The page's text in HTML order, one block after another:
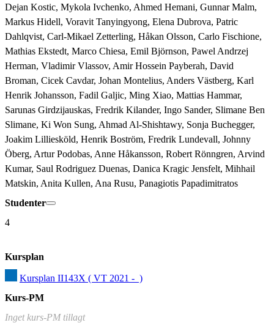
Dejan Kostic, Mykola Ivchenko, Ahmed Hemani, Gunnar Malm,
Markus Hidell, Voravit Tanyingyong, Elena Dubrova, Patric
Dahlqvist, Carl-Mikael Zetterling, Håkan Olsson, Carlo Fischione,
Mathias Ekstedt, Marco Chiesa, Emil Björnson, Pawel Andrzej
Herman, Vladimir Vlassov, Amir Hossein Payberah, David
Broman, Cicek Cavdar, Johan Montelius, Anders Västberg, Karl
Henrik Johansson, Fadil Galjic, Ming Xiao, Mattias Hammar,
Sarunas Girdzijauskas, Fredrik Kilander, Ingo Sander, Slimane Ben
Slimane, Ki Won Sung, Ahmad Al-Shishtawy, Sonja Buchegger,
Joakim Lilliesköld, Henrik Boström, Fredrik Lundevall, Johnny
Öberg, Artur Podobas, Anne Håkansson, Robert Rönngren, Arvind
Kumar, Saul Rodriguez Duenas, Danica Kragic Jensfelt, Mihhail
Matskin, Anita Kullen, Ana Rusu, Panagiotis Papadimitratos
Studenter
4
Kursplan
Kursplan II143X ( VT 2021 -  )
Kurs-PM
Inget kurs-PM tillagt